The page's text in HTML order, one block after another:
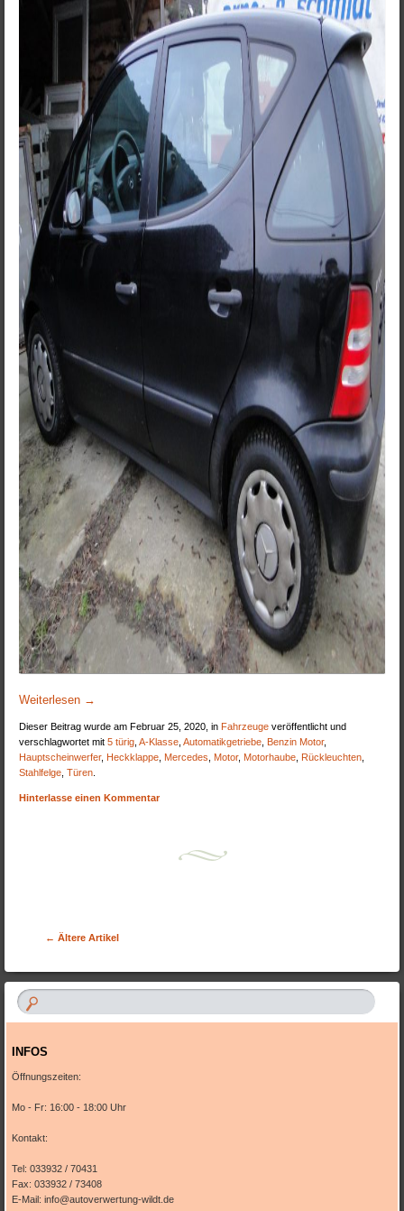
Weiterlesen →
Dieser Beitrag wurde am Februar 25, 2020, in Fahrzeuge veröffentlicht und
verschlagwortet mit5 türig ,A-Klasse ,Automatikgetriebe Benzin Motor,
Hauptscheinwerfer, Heckklappe Mercedes Motor, Motorhaube Rückleuchten
Stahlfelge ,Türen
Hinterlasse einen Kommentar
Artikel-Navigation
← Ältere Artikel
INFOS
Öffnungszeiten:
Mo - Fr: 16:00 - 18:00 Uhr
Kontakt:
Tel: 033932 / 70431
Fax: 033932 / 73408
E-Mail: info@autoverwertung-wildt.de